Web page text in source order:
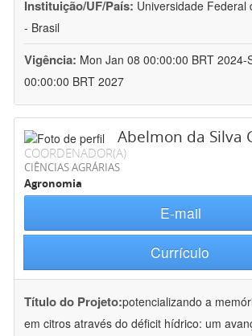
Instituição/UF/País: Universidade Federal
- Brasil
Vigência: Mon Jan 08 00:00:00 BRT 2024-
00:00:00 BRT 2027
Abelmon da Silva
COORDENADOR(A)
CIÊNCIAS AGRÁRIAS
Agronomia
E-mail
Currículo
Título do Projeto:potencializando a
em citros através do déficit hídrico: um